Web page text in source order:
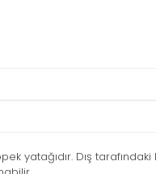
yatağıdır. Dış